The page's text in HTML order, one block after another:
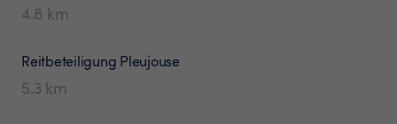
4.8 km
Reitbeteiligung Pleujouse
5.3 km